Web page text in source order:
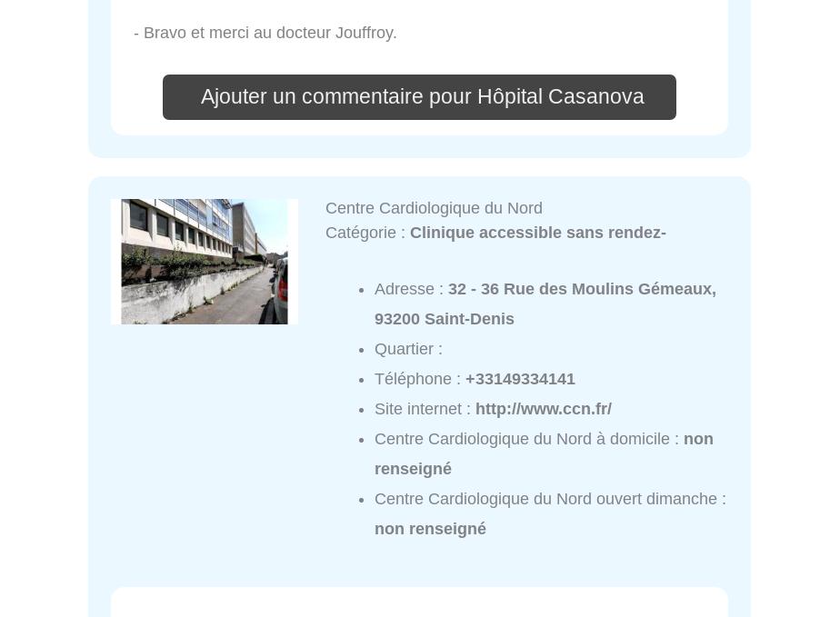
- Bravo et merci au docteur Jouffroy.
Ajouter un commentaire pour Hôpital Casanova
Centre Cardiologique du Nord
Catégorie :Clinique accessible sans rendez-
Adresse :32 - 36 Rue des Moulins Gémeaux,
93200 Saint-Denis
Quartier :
Téléphone :+33149334141
Site internet : http://www.ccn.fr/
Centre Cardiologique du Nord à domicile : non
renseigné
Centre Cardiologique du Nord ouvert dimanche :
non renseigné